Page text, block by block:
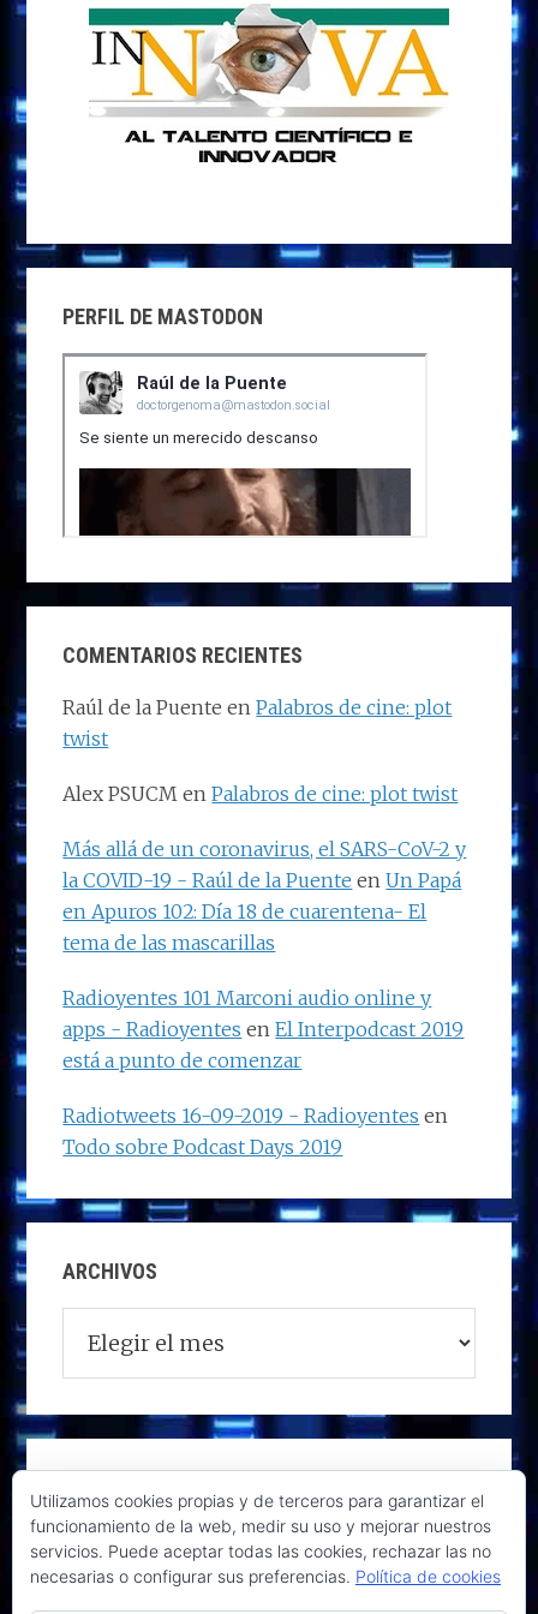
PERFIL DE MASTODON
COMENTARIOS RECIENTES
Raúl de la Puente enPalabros de cine: plot
twist
Alex PSUCM enPalabros de cine: plot twist
Más allá de un coronavirus, el SARS-CoV-2 y
la COVID-19 - Raúl de la Puente enUn Papá
en Apuros 102: Día 18 de cuarentena- El
tema de las mascarillas
Radioyentes 101 Marconi audio online y
apps - Radioyentes enEl Interpodcast 2019
está a punto de comenzar
Radiotweets 16-09-2019 - Radioyentes en
Todo sobre Podcast Days 2019
ARCHIVOS
Utilizamos cookies propias y de terceros para garantizar el
funcionamiento de la web, medir su uso y mejorar nuestros
servicios. Puede aceptar todas las cookies, rechazar las no
necesarias o configurar sus preferencias. Política de cookies